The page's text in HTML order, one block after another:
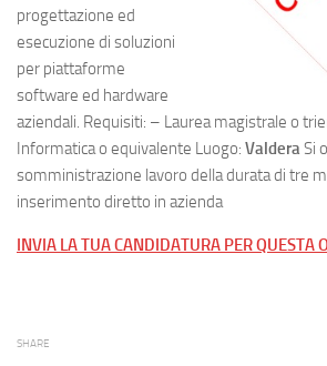
progettazione ed
esecuzione di soluzioni
per piattaforme
software ed hardware
aziendali. Requisiti: – Laurea magistrale o
Informatica o equivalente Luogo: ValderaSi
somministrazione lavoro della durata di tre
inserimento diretto in azienda
INVIA LA TUA CANDIDATURA PER QUESTA
SHARE